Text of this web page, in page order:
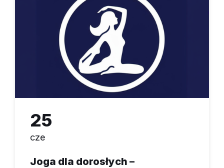
25
cze
Joga dla dorosłych –